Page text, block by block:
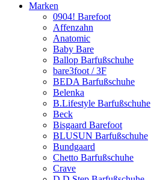
Marken
0904! Barefoot
Affenzahn
Anatomic
Baby Bare
Ballop Barfußschuhe
bare3foot / 3F
BEDA Barfußschuhe
Belenka
B.Lifestyle Barfußschuhe
Beck
Bisgaard Barefoot
BLUSUN Barfußschuhe
Bundgaard
Chetto Barfußschuhe
Crave